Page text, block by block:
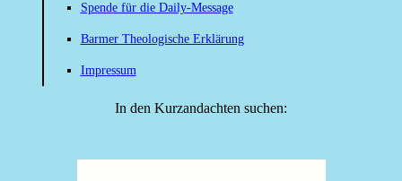
Spende für die Daily-Message
Barmer Theologische Erklärung
Impressum
In den Kurzandachten suchen: